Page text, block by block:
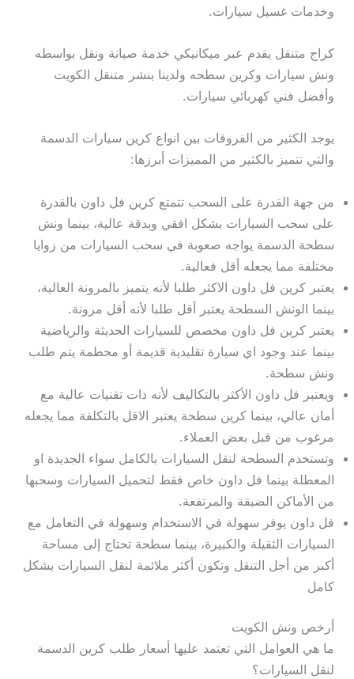
وخدمات غسيل سيارات.
كراج متنقل يقدم عبر ميكانيكي خدمة صيانة ونقل بواسطه
ونش سيارات وكرين سطحه ولدينا بنشر متنقل الكويت
وأفضل فني كهربائي سيارات.
يوجد الكثير من الفروقات بين انواع كرين سيارات الدسمة
والتي تتميز بالكثير من المميزات أبرزها:
من جهة القدرة على السحب تتمتع كرين فل داون بالقدرة
على سحب السيارات بشكل افقي وبدقة عالية، بينما ونش
سطحة الدسمة يواجه صعوبة في سحب السيارات من زوايا
مختلفة مما يجعله أقل فعالية.
يعتبر كرين فل داون الاكثر طلبا لأنه يتميز بالمرونة العالية،
بينما الونش السطحة يعتبر أقل طلبا لأنه أقل مرونة.
يعتبر كرين فل داون مخصص للسيارات الحديثة والرياضية
بينما عند وجود اي سيارة تقليدية قديمة أو محطمة يتم طلب
ونش سطحة.
ويعتبر فل داون الأكثر بالتكاليف لأنه ذات تقنيات عالية مع
أمان عالي، بينما كرين سطحة يعتبر الاقل بالتكلفة مما يجعله
مرغوب من قبل بعض العملاء.
وتستخدم السطحة لنقل السيارات بالكامل سواء الجديدة او
المعطلة بينما فل داون خاص فقط لتحميل السيارات وسحبها
من الأماكن الضيقة والمرتفعة.
فل داون يوفر سهولة في الاستخدام وسهولة في التعامل مع
السيارات الثقيلة والكبيرة، بينما سطحة تحتاج إلى مساحة
أكبر من أجل التنقل وتكون أكثر ملائمة لنقل السيارات بشكل
كامل
أرخص ونش الكويت
ما هي العوامل التي تعتمد عليها أسعار طلب كرين الدسمة
لنقل السيارات؟